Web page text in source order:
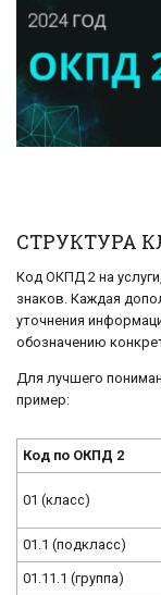
СТРУКТУРА
Код ОКПД 2 на
знаков. Каждая
уточнения
обозначению
Для лучшего
пример:
Код по ОКПД 2
01 (класс)
01.1 (подкласс)
01.11.1 (группа)